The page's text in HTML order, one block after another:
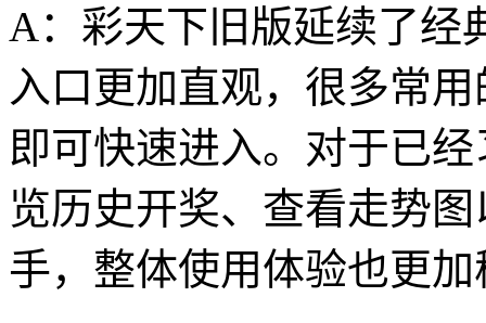
A：彩天下旧版延续了经
入口更加直观，很多常
即可快速进入。对于已
览历史开奖、查看走势
手，整体使用体验也更加